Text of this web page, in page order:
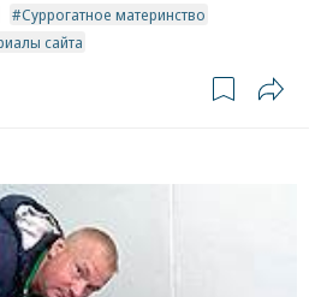
Суррогатное материнство
сайта